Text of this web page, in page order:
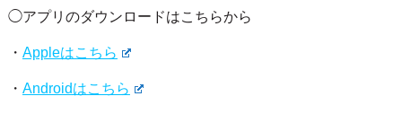
◯アプリのダウンロードはこちらから
・ Appleはこちら
・ Androidはこちら